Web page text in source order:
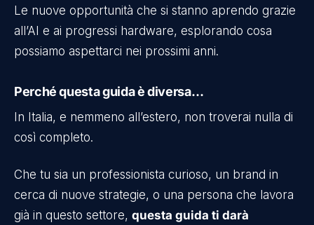
Le nuove opportunità che si stanno aprendo grazie
all’AI e ai progressi hardware, esplorando cosa
possiamo aspettarci nei prossimi anni.
Perché questa guida è diversa…
In Italia, e nemmeno all’estero, non troverai nulla di
così completo.
Che tu sia un professionista curioso, un brand in
cerca di nuove strategie, o una persona che lavora
già in questo settore, questa guida ti darà